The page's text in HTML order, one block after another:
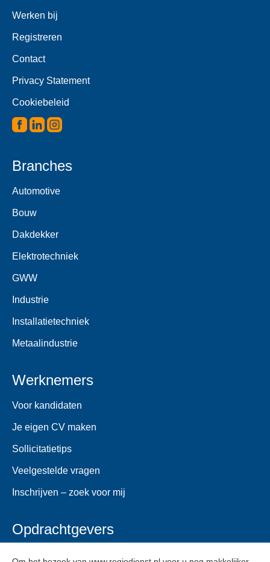
Werken bij
Registreren
Contact
Privacy Statement
Cookiebeleid
Branches
Automotive
Bouw
Dakdekker
Elektrotechniek
GWW
Industrie
Installatietechniek
Metaalindustrie
Werknemers
Voor kandidaten
Je eigen CV maken
Sollicitatietips
Veelgestelde vragen
Inschrijven – zoek voor mij
Opdrachtgevers